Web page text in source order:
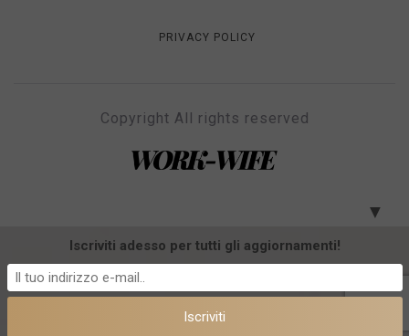
PRIVACY POLICY
Copyright All rights reserved
WORK-WIFE
▼
Iscriviti adesso per tutti gli aggiornamenti!